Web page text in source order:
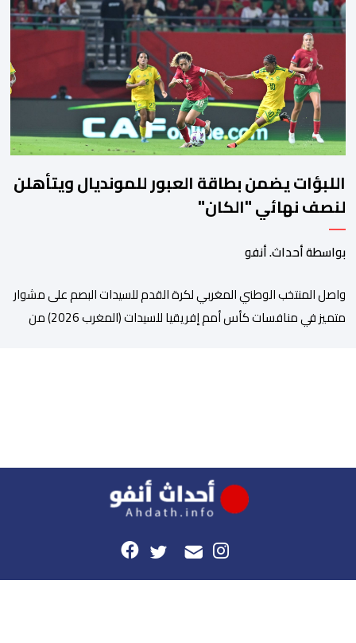
والصحة الحيوانية. وسيمكن هذا البروتوكول الذي تم توقيعه بحضور
مسؤولين عن السلطات الشيلية، وممثلين عن القطاع الخاص ومن
أوساط التصدير، من مواءمة الإجراءات الصحية، والصحية النباتية المطبقة
على […]
اللبؤات يضمن بطاقة العبور للمونديال ويتأهلن
لنصف نهائي "الكان"
بواسطة أحداث. أنفو
واصل المنتخب الوطني المغربي لكرة القدم للسيدات البصم على مشوار
متميز في منافسات كأس أمم إفريقيا للسيدات (المغرب 2026) من